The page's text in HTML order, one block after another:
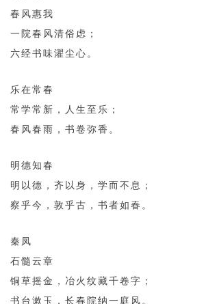
春风惠我
一院春风清俗虑；
六经书味濯尘心。
乐在常春
常学常新，人生至乐；
春风春雨，书卷弥香。
明德知春
明以德，齐以身，学而不息；
察乎今，敦乎古，书者如春。
秦凤
石髓云章
铜草摇金，冶火纹藏千卷字；
书台漱玉，长春院纳一庭风。